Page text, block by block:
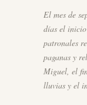
El mes de
días el
patronales
paganas y
Miguel, el
lluvias y el